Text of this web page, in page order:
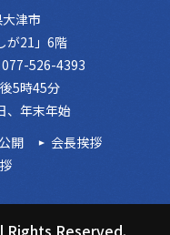
津市
が21」6階
526-4393
5時45分
、年末年始
開
会長挨拶
Reserved.